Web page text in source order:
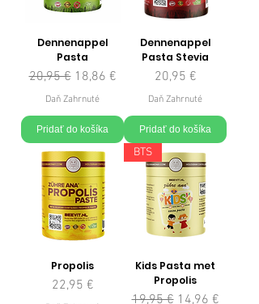
Dennenappel
Pasta
Normálna cena
20,95 € Zľavnená cena
18,86 €
Daň Zahrnuté
Pridať do košíka
Dennenappel
Pasta Stevia
Cena
20,95 €
Daň Zahrnuté
Pridať do košíka
Propolis
Cena
22,95 €
BTS
Kids Pasta met
Propolis
Normálna cena
19,95 € Zľavnená cena
14,96 €